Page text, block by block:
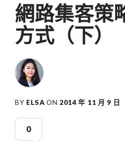
網路集客策
方式（下）
BY ELSA ON 2014 年 11 月 9 日
0